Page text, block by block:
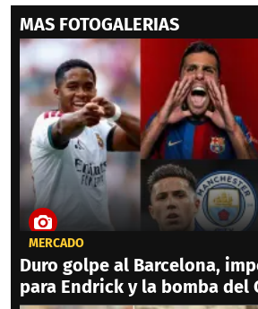
MAS FOTOGALERIAS
MERCADO
Duro golpe al Barcelona,
para Endrick y la bomba del